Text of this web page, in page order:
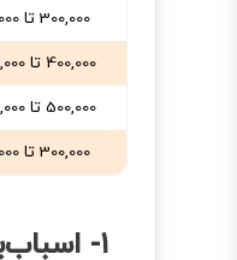
300,000 تا 900,000
400,000 تا 1,200,000
500,000 تا 1,500,000
300,000 تا 900,000
۱- اسباب‌بازی لگو مخصوص کودک پنج ساله